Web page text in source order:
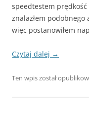
speedtestem
znalazłem podobnego
więc postanowiłem
Czytaj dalej →
Ten wpis został